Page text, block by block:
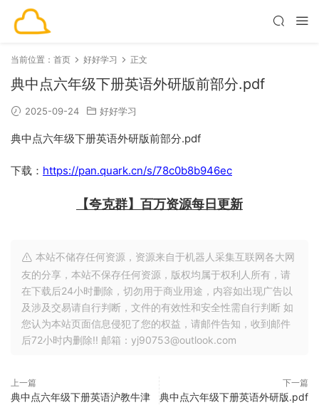
当前位置： 首页 好好学习 正文
典中点六年级下册英语外研版前部分.pdf
2025-09-24 好好学习
典中点六年级下册英语外研版前部分.pdf
下载： https://pan.quark.cn/s/78c0b8b946ec
【夸克群】百万资源每日更新
本站不储存任何资源，资源来自于机器人采集互联网各大网
友的分享，本站不保存任何资源，版权均属于权利人所有，请
在下载后24小时删除，切勿用于商业用途，内容如出现广告以
及涉及交易请自行判断，文件的有效性和安全性需自行判断 如
您认为本站页面信息侵犯了您的权益，请邮件告知，收到邮件
后72小时内删除!! 邮箱：yj90753@outlook.com
上一篇
典中点六年级下册英语沪教牛津
下一篇
典中点六年级下册英语外研版.pdf